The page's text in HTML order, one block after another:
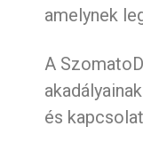
amelynek
A
és